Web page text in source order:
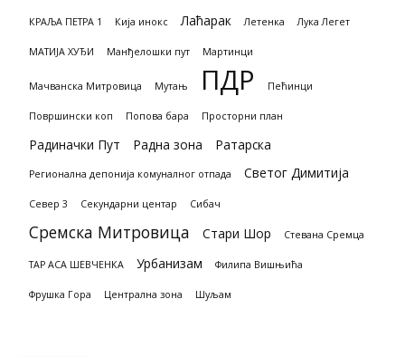
КРАЉА ПЕТРА 1 Кија инокс Лаћарак Летенка Лука Легет
МАТИЈА ХУЂИ Манђелошки пут Мартинци
Мачванска Митровица Мутањ ПДР Пећинци
Површински коп Попова бара Просторни план
Радиначки Пут Радна зона Ратарска
Регионална депонија комуналног отпада Светог Димитија
Север 3 Секундарни центар Сибач
Сремска Митровица Стари Шор Стевана Сремца
ТАР АСА ШЕВЧЕНКА Урбанизам Филипа Вишњића
Фрушка Гора Централна зона Шуљам